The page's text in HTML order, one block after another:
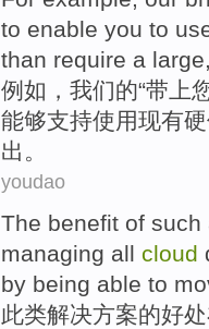
to enable you to
than require a large,
例如 ， 我们的“带上
能够支持使用现有
出。
youdao
The benefit of such
managing all cloud
by being able to
此类解决方案的好